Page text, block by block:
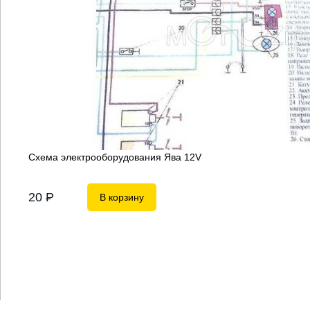
Схема электрооборудования Ява 12V
20 P В корзину